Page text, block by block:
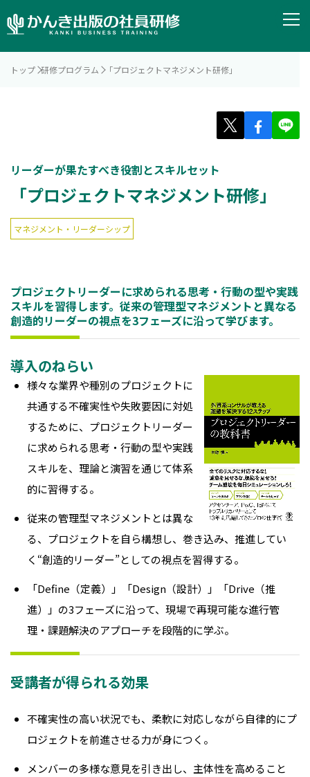
トップ 研修プログラム 「プロジェクトマネジメント研修」
リーダーが果たすべき役割とスキルセット
「プロジェクトマネジメント研修」
マネジメント・リーダーシップ
プロジェクトリーダーに求められる思考・行動の型や実践
スキルを習得します。従来の管理型マネジメントと異なる
創造的リーダーの視点を3フェーズに沿って学びます。
導入のねらい
様々な業界や種別のプロジェクトに
共通する不確実性や失敗要因に対処
するために、プロジェクトリーダー
に求められる思考・行動の型や実践
スキルを、理論と演習を通じて体系
的に習得する。
従来の管理型マネジメントとは異な
る、プロジェクトを自ら構想し、巻き込み、推進してい
く“創造的リーダー”としての視点を習得する。
「Define（定義）」「Design（設計）」「Drive（推
進）」の3フェーズに沿って、現場で再現可能な進行管
理・課題解決のアプローチを段階的に学ぶ。
受講者が得られる効果
不確実性の高い状況でも、柔軟に対応しながら自律的にプ
ロジェクトを前進させる力が身につく。
メンバーの多様な意見を引き出し、主体性を高めること